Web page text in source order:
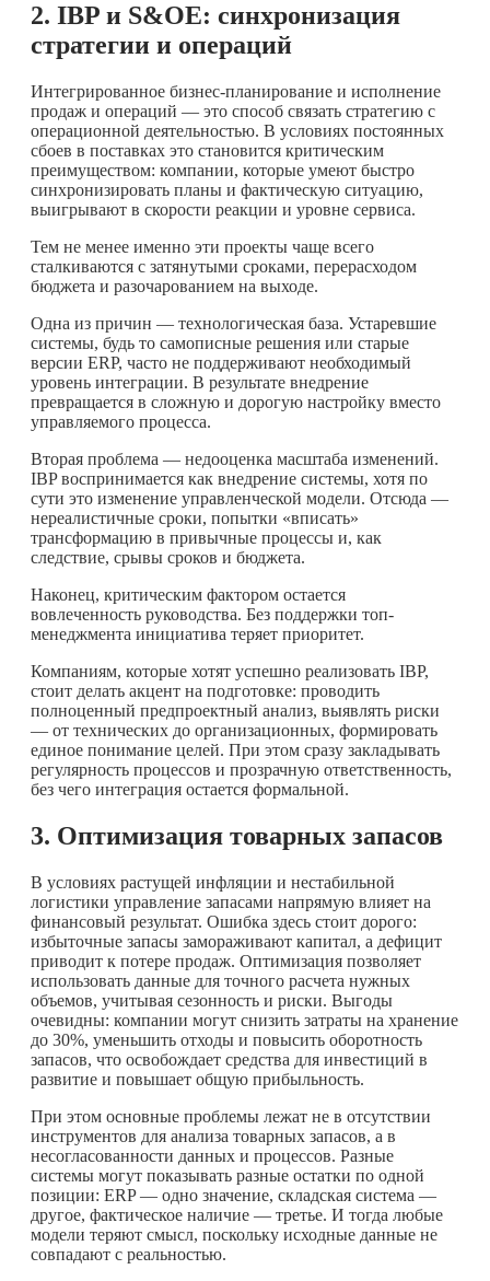
2. IBP и S&OE: синхронизация
стратегии и операций
Интегрированное бизнес-планирование и исполнение
продаж и операций — это способ связать стратегию с
операционной деятельностью. В условиях постоянных
сбоев в поставках это становится критическим
преимуществом: компании, которые умеют быстро
синхронизировать планы и фактическую ситуацию,
выигрывают в скорости реакции и уровне сервиса.
Тем не менее именно эти проекты чаще всего
сталкиваются с затянутыми сроками, перерасходом
бюджета и разочарованием на выходе.
Одна из причин — технологическая база. Устаревшие
системы, будь то самописные решения или старые
версии ERP, часто не поддерживают необходимый
уровень интеграции. В результате внедрение
превращается в сложную и дорогую настройку вместо
управляемого процесса.
Вторая проблема — недооценка масштаба изменений.
IBP воспринимается как внедрение системы, хотя по
сути это изменение управленческой модели. Отсюда —
нереалистичные сроки, попытки «вписать»
трансформацию в привычные процессы и, как
следствие, срывы сроков и бюджета.
Наконец, критическим фактором остается
вовлеченность руководства. Без поддержки топ-
менеджмента инициатива теряет приоритет.
Компаниям, которые хотят успешно реализовать IBP,
стоит делать акцент на подготовке: проводить
полноценный предпроектный анализ, выявлять риски
— от технических до организационных, формировать
единое понимание целей. При этом сразу закладывать
регулярность процессов и прозрачную ответственность,
без чего интеграция остается формальной.
3. Оптимизация товарных запасов
В условиях растущей инфляции и нестабильной
логистики управление запасами напрямую влияет на
финансовый результат. Ошибка здесь стоит дорого:
избыточные запасы замораживают капитал, а дефицит
приводит к потере продаж. Оптимизация позволяет
использовать данные для точного расчета нужных
объемов, учитывая сезонность и риски. Выгоды
очевидны: компании могут снизить затраты на хранение
до 30%, уменьшить отходы и повысить оборотность
запасов, что освобождает средства для инвестиций в
развитие и повышает общую прибыльность.
При этом основные проблемы лежат не в отсутствии
инструментов для анализа товарных запасов, а в
несогласованности данных и процессов. Разные
системы могут показывать разные остатки по одной
позиции: ERP — одно значение, складская система —
другое, фактическое наличие — третье. И тогда любые
модели теряют смысл, поскольку исходные данные не
совпадают с реальностью.